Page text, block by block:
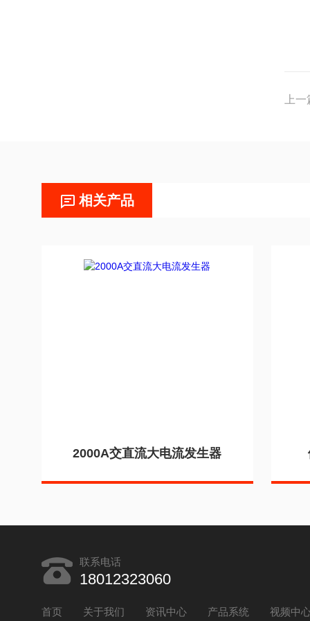
上
相关产品
2000A交直流大电流发生器
联系电话
18012323060
首页 关于我们 资讯中心 产品系统 视频中